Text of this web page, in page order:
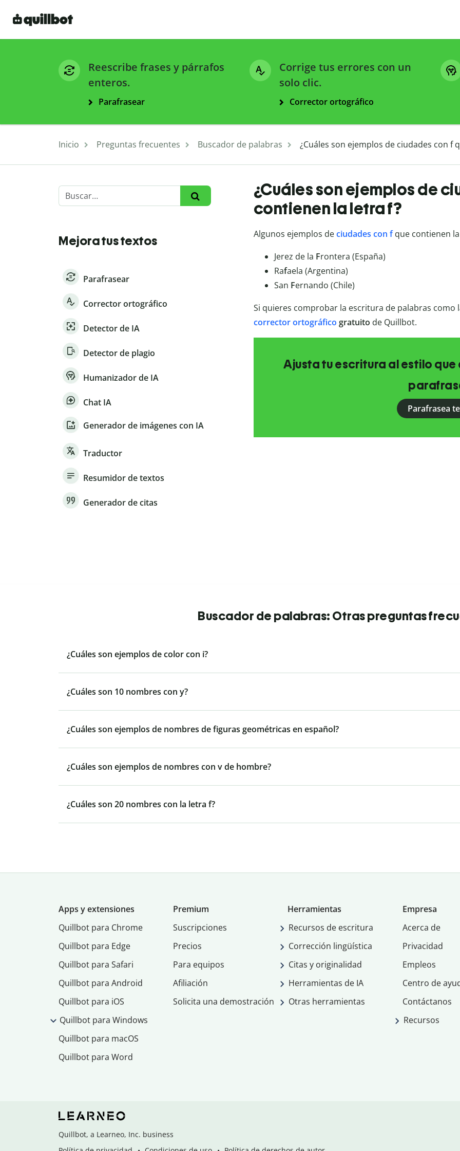
Reescribe frases y párrafos
enteros.
Parafrasear
Corrige tus errores con un
solo clic.
Corrector ortográfico
Inicio Preguntas frecuentes Buscador de palabras ¿Cuáles son ejemplos de ciudades con f
Mejora tus textos
Parafrasear
Corrector ortográfico
Detector de IA
Detector de plagio
Humanizador de IA
Chat IA
Generador de imágenes con IA
Traductor
Resumidor de textos
Generador de citas
¿Cuáles son ejemplos de
contienen la letra f?
Algunos ejemplos deciudades con fque contienen la
Jerez de la Frontera (España)
Rafaela (Argentina)
San Fernando (Chile)
Si quieres comprobar la escritura de palabras como
corrector ortográfico gratuito de Quillbot.
Ajusta tu escritura al estilo
Parafrasea
Buscador de palabras: Otras preguntas
¿Cuáles son ejemplos de color con i?
¿Cuáles son 10 nombres con y?
¿Cuáles son ejemplos de nombres de figuras geométricas en español?
¿Cuáles son ejemplos de nombres con v de hombre?
¿Cuáles son 20 nombres con la letra f?
Apps y extensiones
Quillbot para Chrome
Quillbot para Edge
Quillbot para Safari
Quillbot para Android
Quillbot para iOS
Quillbot para Windows
Quillbot para macOS
Quillbot para Word
Premium
Suscripciones
Precios
Para equipos
Afiliación
Solicita una demostración
Herramientas
Recursos de escritura
Corrección lingüística
Citas y originalidad
Herramientas de IA
Otras herramientas
Empresa
Acerca de
Privacidad
Empleos
Centro de
Contáctanos
Recursos
Quillbot, a Learneo, Inc. business